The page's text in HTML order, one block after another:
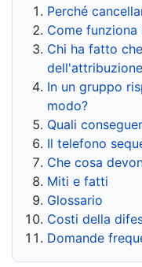
Perché
Come
Chi ha fatto
dell'attribuzione
In un gruppo
modo?
Quali
Il telefono
Che cosa
Miti e fatti
Glossario
Costi della
Domande